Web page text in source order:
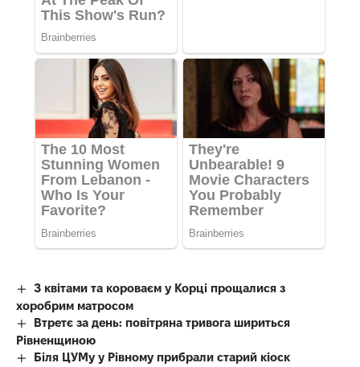
З квітами та короваєм у Корці прощалися з
хоробрим матросом
Втретє за день: повітряна тривога шириться
Рівненщиною
Біля ЦУМу у Рівному прибрали старий кіоск